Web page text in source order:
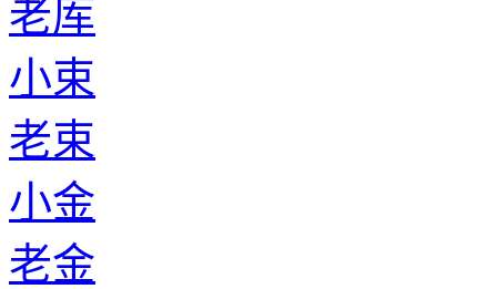
老厍
小束
老束
小金
老金